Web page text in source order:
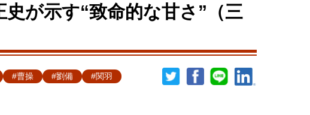
が示す“致命的な甘さ”（三
#曹操 #劉備 #関羽